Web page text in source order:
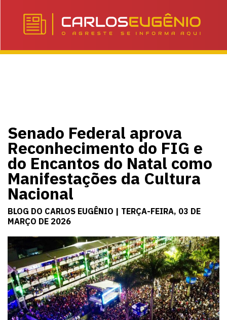
Senado Federal aprova
Reconhecimento do FIG e
do Encantos do Natal como
Manifestações da Cultura
Nacional
BLOG DO CARLOS EUGÊNIO | TERÇA-FEIRA, 03 DE
MARÇO DE 2026